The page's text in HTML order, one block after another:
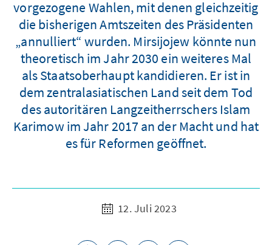
vorgezogene Wahlen, mit denen gleichzeitig
die bisherigen Amtszeiten des Präsidenten
„annulliert“ wurden. Mirsijojew könnte nun
theoretisch im Jahr 2030 ein weiteres Mal
als Staatsoberhaupt kandidieren. Er ist in
dem zentralasiatischen Land seit dem Tod
des autoritären Langzeitherrschers Islam
Karimow im Jahr 2017 an der Macht und hat
es für Reformen geöffnet.
12. Juli 2023